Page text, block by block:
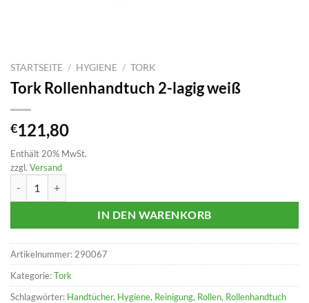
STARTSEITE / HYGIENE / TORK
Tork Rollenhandtuch 2-lagig weiß
€121,80
Enthält 20% MwSt.
zzgl. Versand
IN DEN WARENKORB
Artikelnummer: 290067
Kategorie:Tork
Schlagwörter: Handtücher, Hygiene, Reinigung, Rollen, Rollenhandtuch